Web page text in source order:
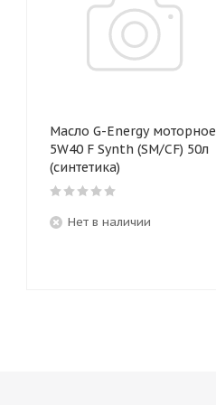
Масло G-Energy моторное
5W40 F Synth (SM/CF) 50л
(синтетика)
Нет в наличии